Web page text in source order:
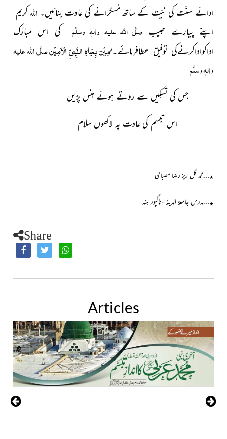
ادائے سنّت کی نیّت کے ساتھ مُسکرانے کی عادت بنائیں۔اللہکریم
اپنے پیارے حبیب صلَّی اللہ علیہ واٰلہٖ وسلَّمکی اس مبارَک
اداکواداکرنےکی توفیق عطافرمائے۔اٰمِیْن بِجَاہِ النَّبِیِّ الْاَمِیْنصلَّی اللہ علیہ
واٰلہٖ وسلَّم
جس کی تَسکِیں سے روتے ہوئے ہنس پڑیں
اس تبسم کی عادت پہ لاکھوں سلام
٭…محمد گل ریز رضا مصباحی
٭…مدرس جامعۃ المدینہ ،ناگپور ہند
Share
Articles